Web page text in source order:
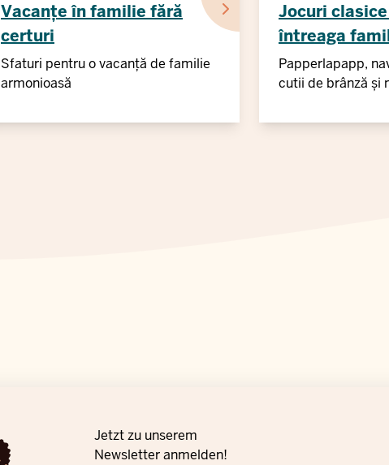
Vacanțe în familie fără
certuri
Sfaturi pentru o vacanță de familie
armonioasă
Jocuri
întreaga
Papperlapapp,
cutii de brânză și
Jetzt zu unserem
Newsletter anmelden!